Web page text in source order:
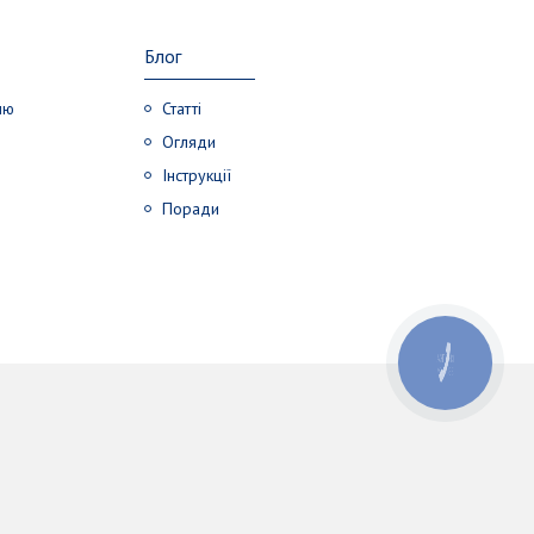
Блог
Статті
Огляди
Інструкції
Поради
КНОПКА
ЗВ'ЯЗКУ